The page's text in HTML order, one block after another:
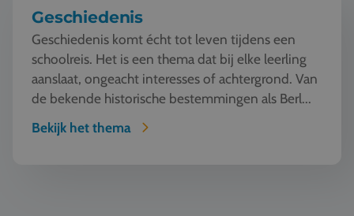
Geschiedenis
Geschiedenis komt écht tot leven tijdens een
schoolreis. Het is een thema dat bij elke leerling
aanslaat, ongeacht interesses of achtergrond. Van
de bekende historische bestemmingen als Berl...
Bekijk het thema